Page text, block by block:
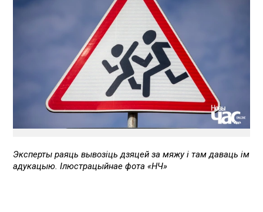
Эксперты раяць вывозіць дзяцей за мяжу і там даваць ім
адукацыю. Ілюстрацыйнае фота «НЧ»